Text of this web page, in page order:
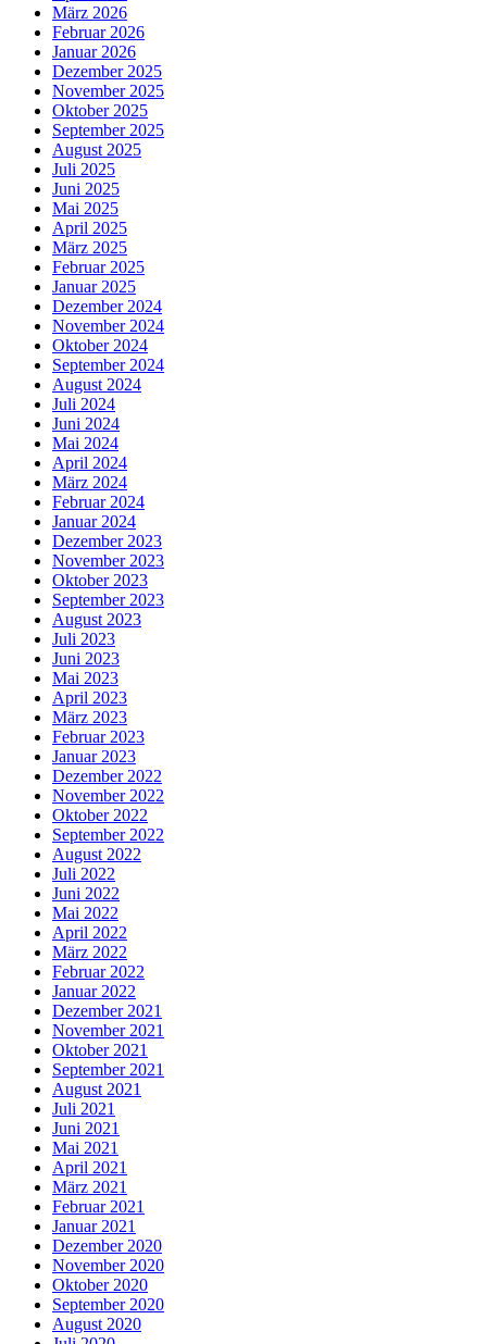
März 2026
Februar 2026
Januar 2026
Dezember 2025
November 2025
Oktober 2025
September 2025
August 2025
Juli 2025
Juni 2025
Mai 2025
April 2025
März 2025
Februar 2025
Januar 2025
Dezember 2024
November 2024
Oktober 2024
September 2024
August 2024
Juli 2024
Juni 2024
Mai 2024
April 2024
März 2024
Februar 2024
Januar 2024
Dezember 2023
November 2023
Oktober 2023
September 2023
August 2023
Juli 2023
Juni 2023
Mai 2023
April 2023
März 2023
Februar 2023
Januar 2023
Dezember 2022
November 2022
Oktober 2022
September 2022
August 2022
Juli 2022
Juni 2022
Mai 2022
April 2022
März 2022
Februar 2022
Januar 2022
Dezember 2021
November 2021
Oktober 2021
September 2021
August 2021
Juli 2021
Juni 2021
Mai 2021
April 2021
März 2021
Februar 2021
Januar 2021
Dezember 2020
November 2020
Oktober 2020
September 2020
August 2020